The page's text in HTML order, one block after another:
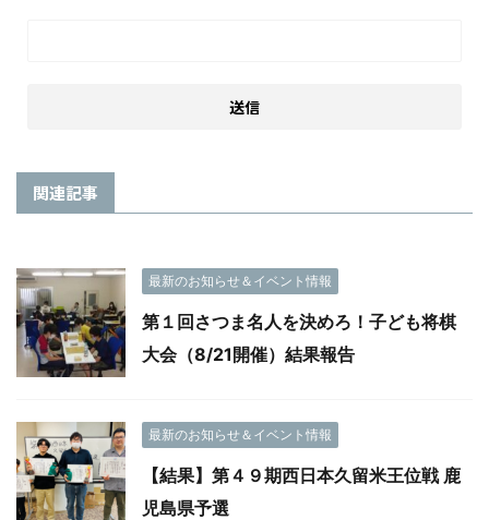
関連記事
最新のお知らせ＆イベント情報
第１回さつま名人を決めろ！子ども将棋
大会（8/21開催）結果報告
最新のお知らせ＆イベント情報
【結果】第４９期西日本久留米王位戦 鹿
児島県予選